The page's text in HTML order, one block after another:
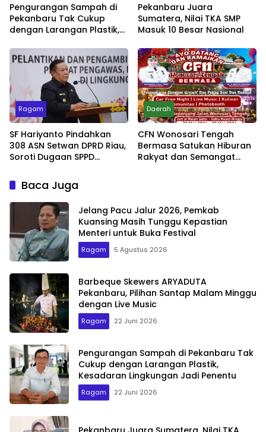
Pengurangan Sampah di
Pekanbaru Tak Cukup
dengan Larangan Plastik,
Jadi Penentu
Pekanbaru Juara
Sumatera, Nilai TKA SMP
Masuk 10 Besar Nasional
Ragam
SF Hariyanto Pindahkan
308 ASN Setwan DPRD Riau,
Soroti Dugaan SPPD
Daerah
CFN Wonosari Tengah
Bermasa Satukan Hiburan
Rakyat dan Semangat
Baca Juga
Jelang Pacu Jalur 2026, Pemkab
Kuansing Masih Tunggu Kepastian
Menteri untuk Buka Festival
Ragam 5 Agustus 2026
Barbeque Skewers ARYADUTA
Pekanbaru, Pilihan Santap Malam Minggu
dengan Live Music
Ragam 22 Juni 2026
Pengurangan Sampah di Pekanbaru Tak
Cukup dengan Larangan Plastik,
Kesadaran Lingkungan Jadi Penentu
Ragam 22 Juni 2026